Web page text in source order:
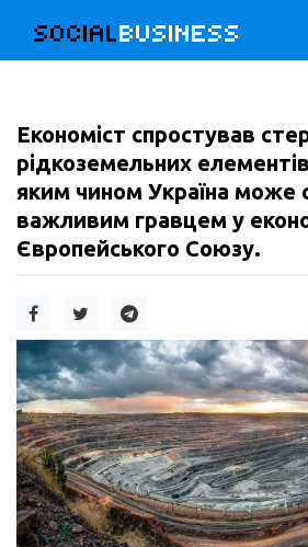
SOCIALBUSINESS
Економіст спростував
рідкоземельних
яким чином Україна може
важливим гравцем у
Європейського Союзу.